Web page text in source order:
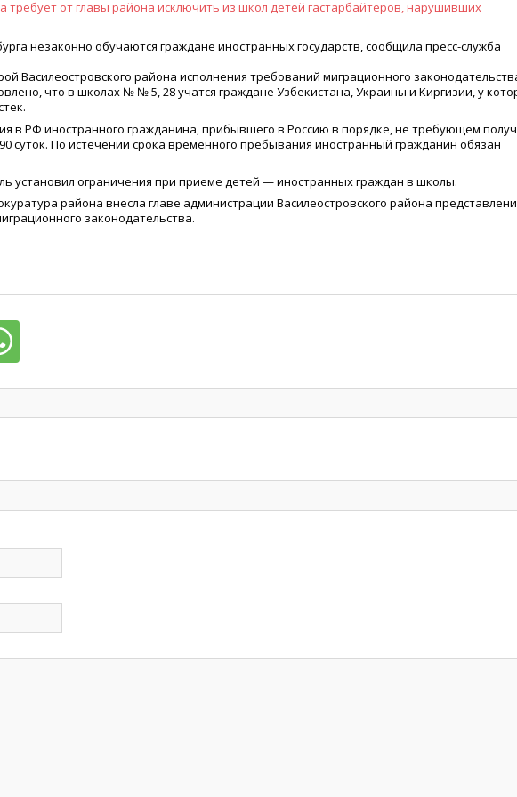
незаконно обучаются граждане иностранных государств, сообщила пресс-служба
Василеостровского района исполнения требований миграционного
что в школах № № 5, 28 учатся граждане Узбекистана, Украины и Киргизии, у
в РФ иностранного гражданина, прибывшего в Россию в порядке, не требующем
суток. По истечении срока временного пребывания иностранный гражданин обязан
установил ограничения при приеме детей — иностранных граждан в школы.
района внесла главе администрации Василеостровского района
законодательства.